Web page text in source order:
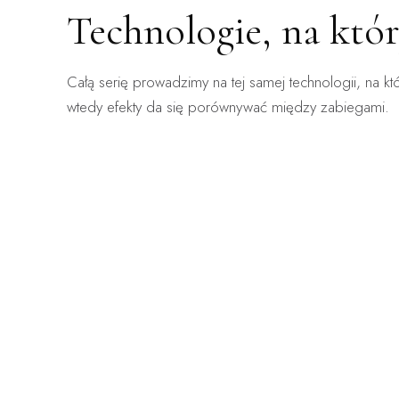
Technologie, na
Całą serię prowadzimy na tej samej technologii, na
wtedy efekty da się porównywać między zabiegami.
WARSZAWA · KRAKÓW
ClearLift